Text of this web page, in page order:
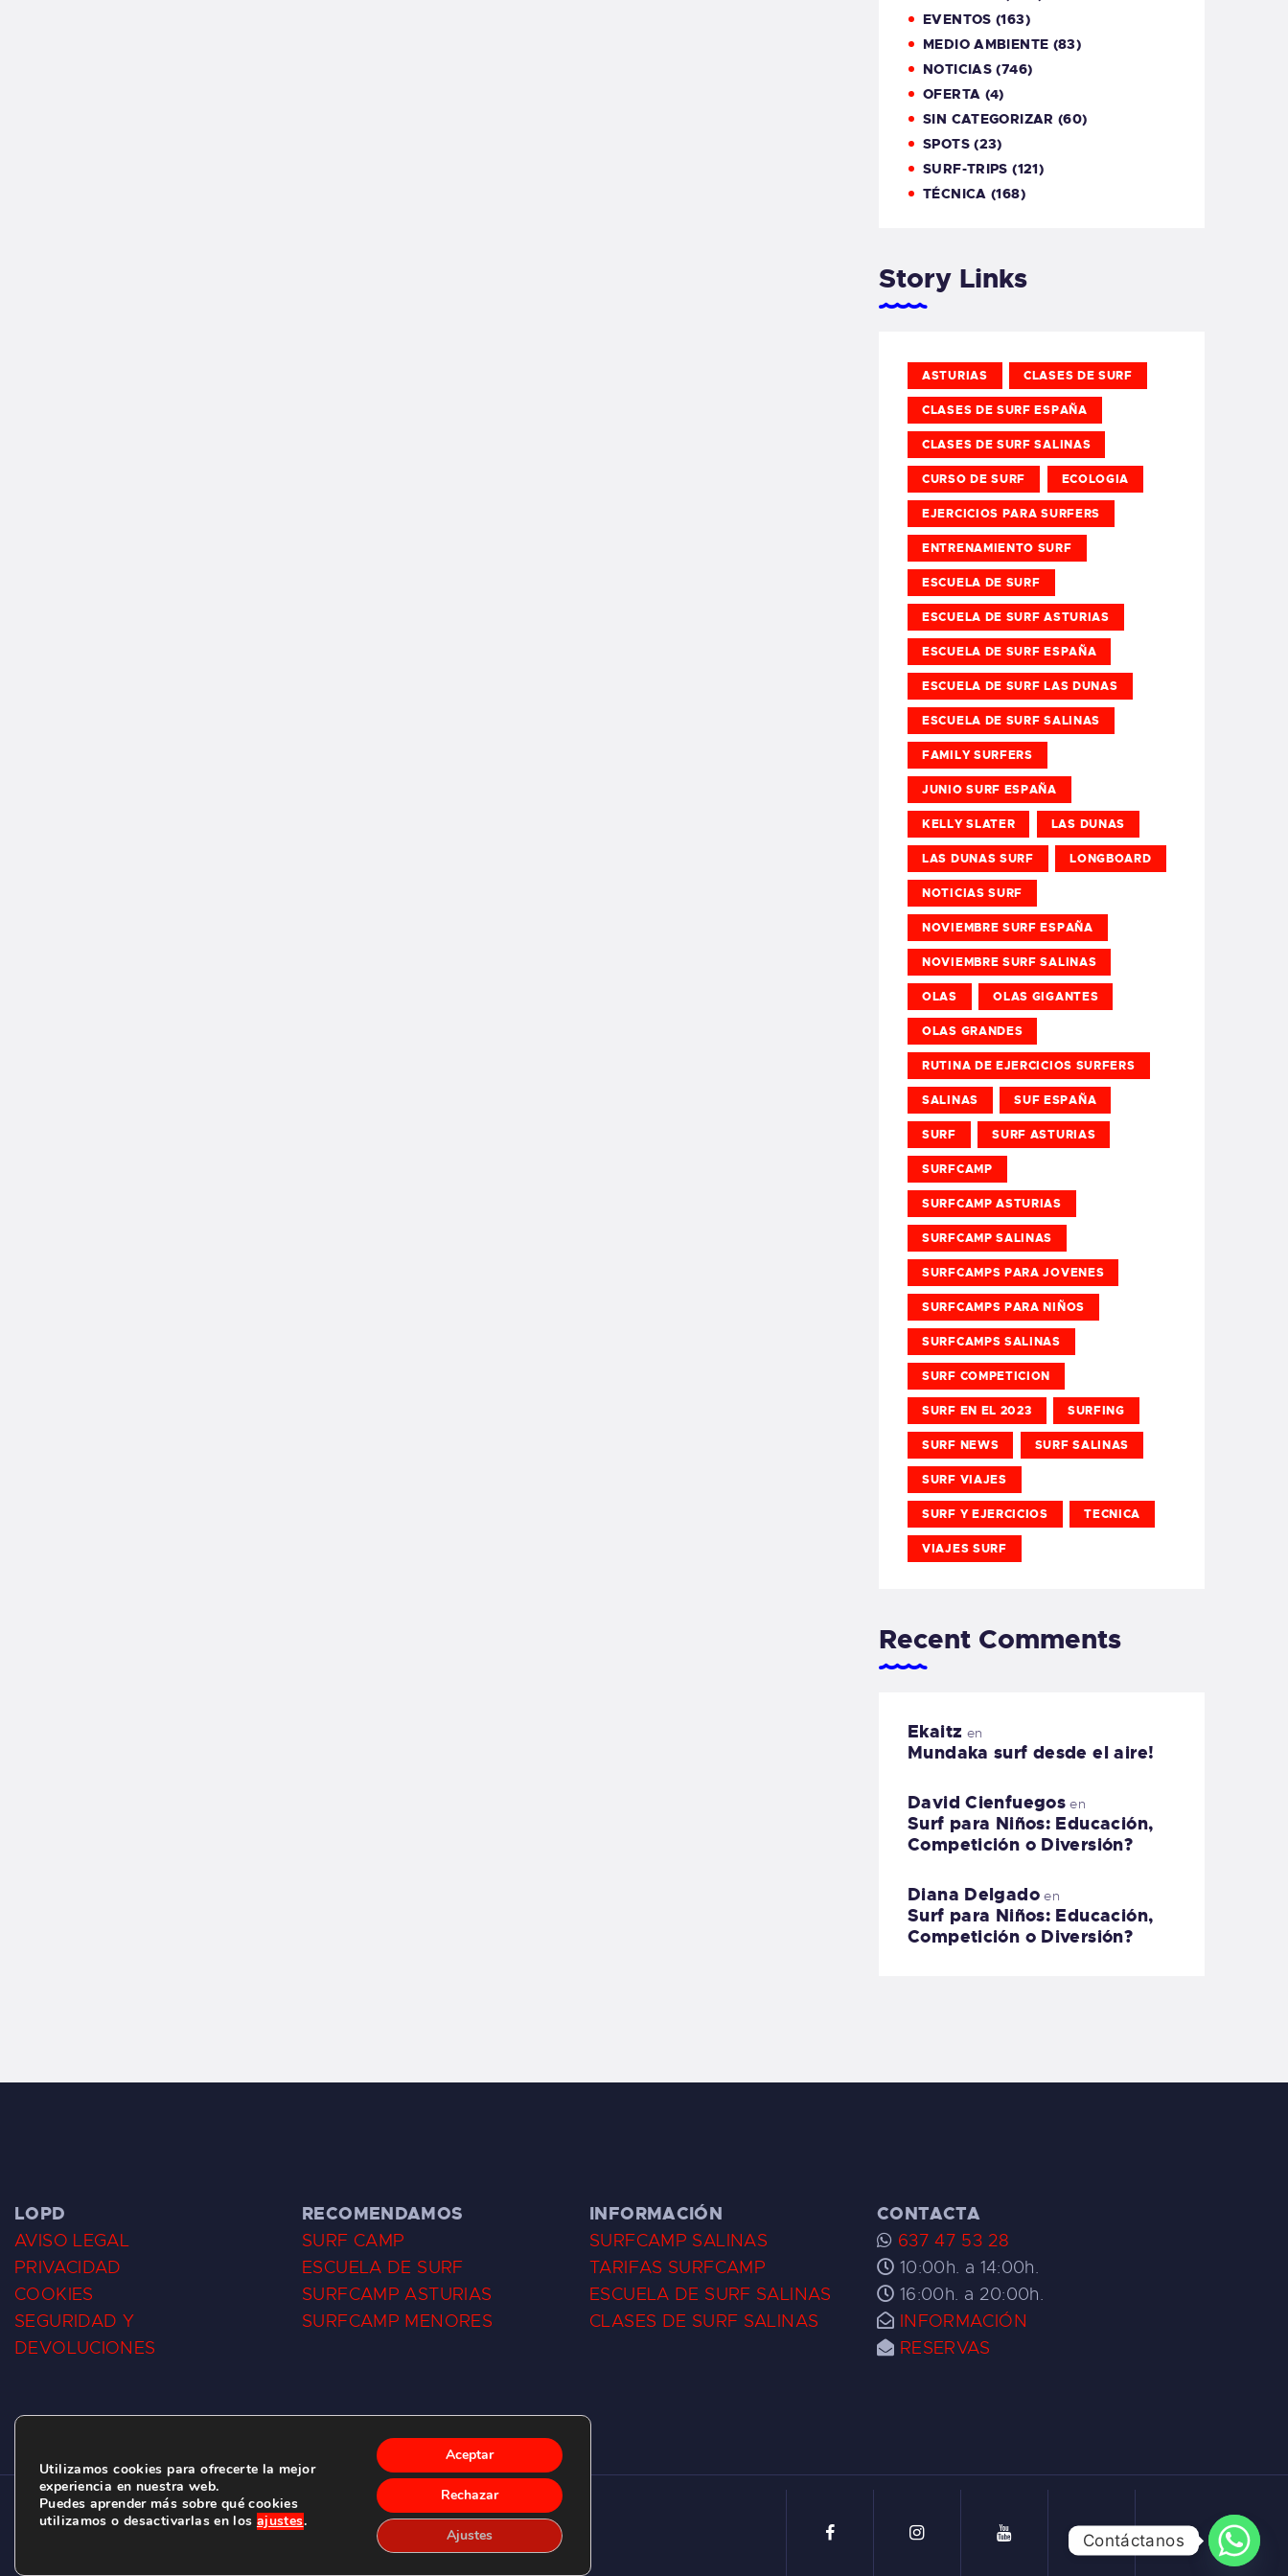
EVENTOS (163)
MEDIO AMBIENTE (83)
NOTICIAS (746)
OFERTA (4)
SIN CATEGORIZAR (60)
SPOTS(23)
SURF-TRIPS (121)
TÉCNICA (168)
Story Links
ASTURIAS CLASES DE SURF
CLASES DE SURF ESPAÑA
CLASES DE SURF SALINAS
CURSO DE SURF ECOLOGIA
EJERCICIOS PARA SURFERS
ENTRENAMIENTO SURF
ESCUELA DE SURF
ESCUELA DE SURF ASTURIAS
ESCUELA DE SURF ESPAÑA
ESCUELA DE SURF LAS DUNAS
ESCUELA DE SURF SALINAS
FAMILY SURFERS
JUNIO SURF ESPAÑA
KELLY SLATER LAS DUNAS
LAS DUNAS SURF LONGBOARD
NOTICIAS SURF
NOVIEMBRE SURF ESPAÑA
NOVIEMBRE SURF SALINAS
OLAS OLAS GIGANTES
OLAS GRANDES
RUTINA DE EJERCICIOS SURFERS
SALINAS SUF ESPAÑA
SURF SURF ASTURIAS
SURFCAMP
SURFCAMP ASTURIAS
SURFCAMP SALINAS
SURFCAMPS PARA JOVENES
SURFCAMPS PARA NIÑOS
SURFCAMPS SALINAS
SURF COMPETICION
SURF EN EL 2023 SURFING
SURF NEWS SURF SALINAS
SURF VIAJES
SURF Y EJERCICIOS TECNICA
VIAJES SURF
Recent Comments
Ekaitz en
Mundaka surf desde el aire!
David Cienfuegos en
Surf para Niños: Educación,
Competición o Diversión?
Diana Delgadoen
Surf para Niños: Educación,
Competición o Diversión?
LOPD
AVISO LEGAL
PRIVACIDAD
COOKIES
SEGURIDAD Y
DEVOLUCIONES
RECOMENDAMOS
SURF CAMP
ESCUELA DE SURF
SURFCAMP ASTURIAS
SURFCAMP MENORES
INFORMACIÓN
SURFCAMP SALINAS
TARIFAS SURFCAMP
ESCUELA DE SURF SALINAS
CLASES DE SURF SALINAS
CONTACTA
637 47 53 28
10:00h. a 14:00h.
16:00h. a 20:00h.
INFORMACIÓN
RESERVAS
CLUB DE SURF LAS DUNAS ©2026.
C/ BERNARDO ÁLVAREZ GALAN 1, SALINAS (ASTURIAS)
Utilizamos cookies para ofrecerte la mejor
experiencia en nuestra web.
Puedes aprender más sobre qué cookies
utilizamos o desactivarlas en los ajustes.
Aceptar
Rechazar
Ajustes Contáctanos